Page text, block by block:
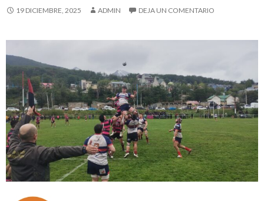
19 DICIEMBRE, 2025 ADMIN DEJA UN COMENTARIO